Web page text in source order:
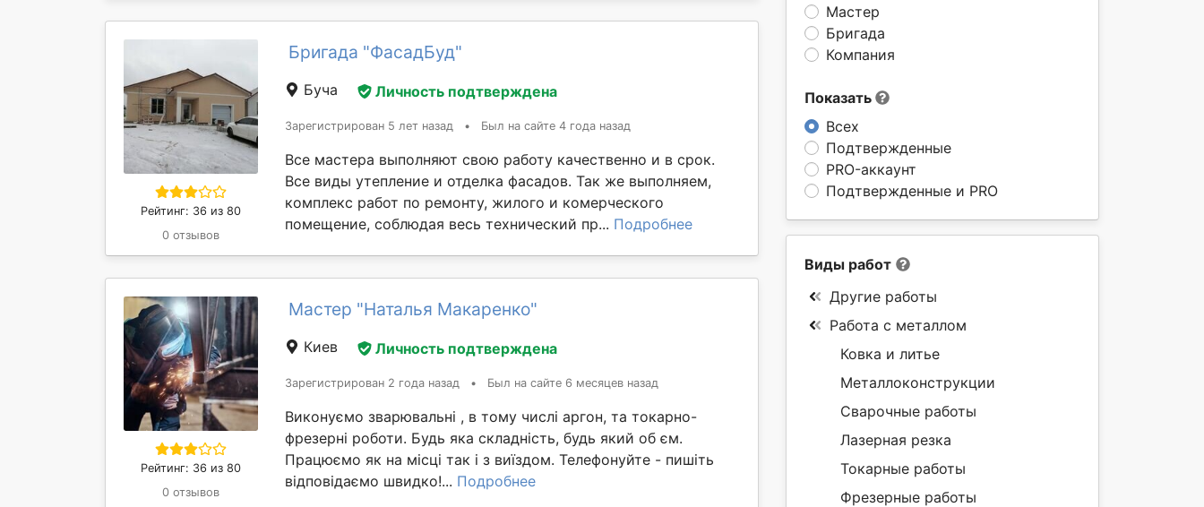
Мастер
Бригада
Компания
Показать
Всех
Подтвержденные
PRO-аккаунт
Подтвержденные и PRO
Рейтинг: 36 из 80
0 отзывов
Бригада "ФасадБуд"
Буча Личность подтверждена
Зарегистрирован 5 лет назад • Был на сайте 4 года назад
Все мастера выполняют свою работу качественно и в срок.
Все виды утепление и отделка фасадов. Так же выполняем,
комплекс работ по ремонту, жилого и комерческого
помещение, соблюдая весь технический пр... Подробнее
Рейтинг: 36 из 80
0 отзывов
Мастер "Наталья Макаренко"
Киев Личность подтверждена
Зарегистрирован 2 года назад • Был на сайте 6 месяцев назад
Виконуємо зварювальні , в тому числі аргон, та токарно-
фрезерні роботи. Будь яка складність, будь який об єм.
Працюємо як на місці так і з виїздом. Телефонуйте - пишіть
відповідаємо швидко!... Подробнее
Виды работ
Другие работы
Работа с металлом
Ковка и литье
Металлоконструкции
Сварочные работы
Лазерная резка
Токарные работы
Фрезерные работы